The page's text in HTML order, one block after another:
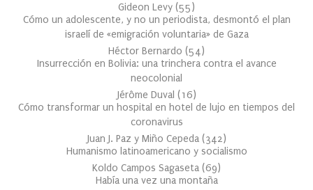
Gideon Levy (55)
Cómo un adolescente, y no un periodista, desmontó el plan
israelí de «emigración voluntaria» de Gaza
Héctor Bernardo (54)
Insurrección en Bolivia: una trinchera contra el avance
neocolonial
Jérôme Duval (16)
Cómo transformar un hospital en hotel de lujo en tiempos del
coronavirus
Juan J. Paz y Miño Cepeda (342)
Humanismo latinoamericano y socialismo
Koldo Campos Sagaseta (69)
Había una vez una montaña